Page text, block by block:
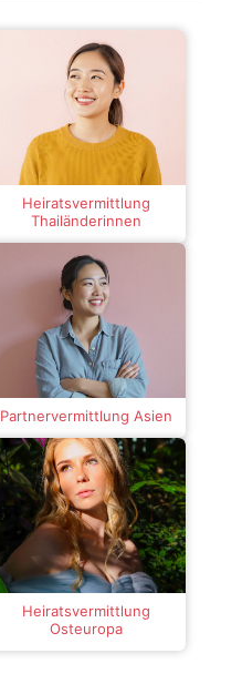
Heiratsvermittlung
Thailänderinnen
Partnervermittlung Asien
Heiratsvermittlung
Osteuropa